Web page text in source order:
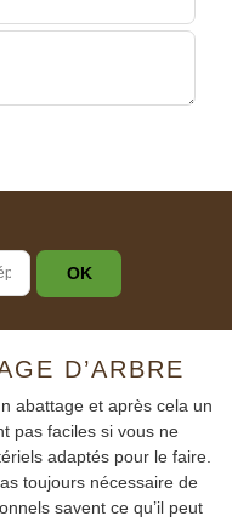
D’ARBRE
abattage et après cela un
pas faciles si vous ne
adaptés pour le faire.
toujours nécessaire de
savent ce qu’il peut